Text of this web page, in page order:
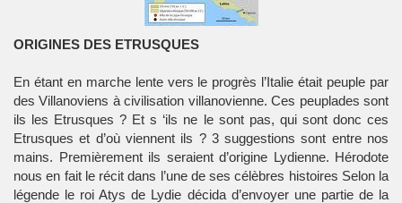
ORIGINES DES ETRUSQUES
En étant en marche lente vers le progrès l’Italie était peuple par
des Villanoviens à civilisation villanovienne. Ces peuplades sont
ils les Etrusques ? Et s ‘ils ne le sont pas, qui sont donc ces
Etrusques et d’où viennent ils ? 3 suggestions sont entre nos
mains. Premièrement ils seraient d’origine Lydienne. Hérodote
nous en fait le récit dans l’une de ses célèbres histoires Selon la
légende le roi Atys de Lydie décida d’envoyer une partie de la